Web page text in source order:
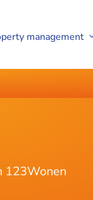
management
123Wonen